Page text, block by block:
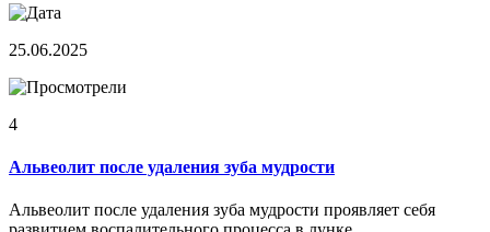
25.06.2025
4
Альвеолит после удаления зуба мудрости
Альвеолит после удаления зуба мудрости проявляет себя